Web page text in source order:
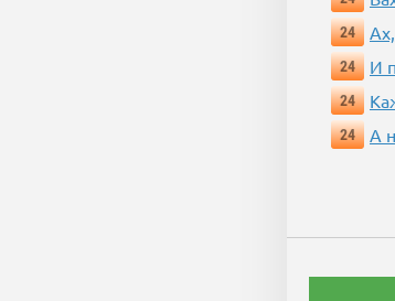
24
24
И
24
24
А